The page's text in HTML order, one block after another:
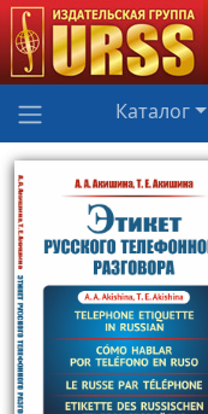
Каталог